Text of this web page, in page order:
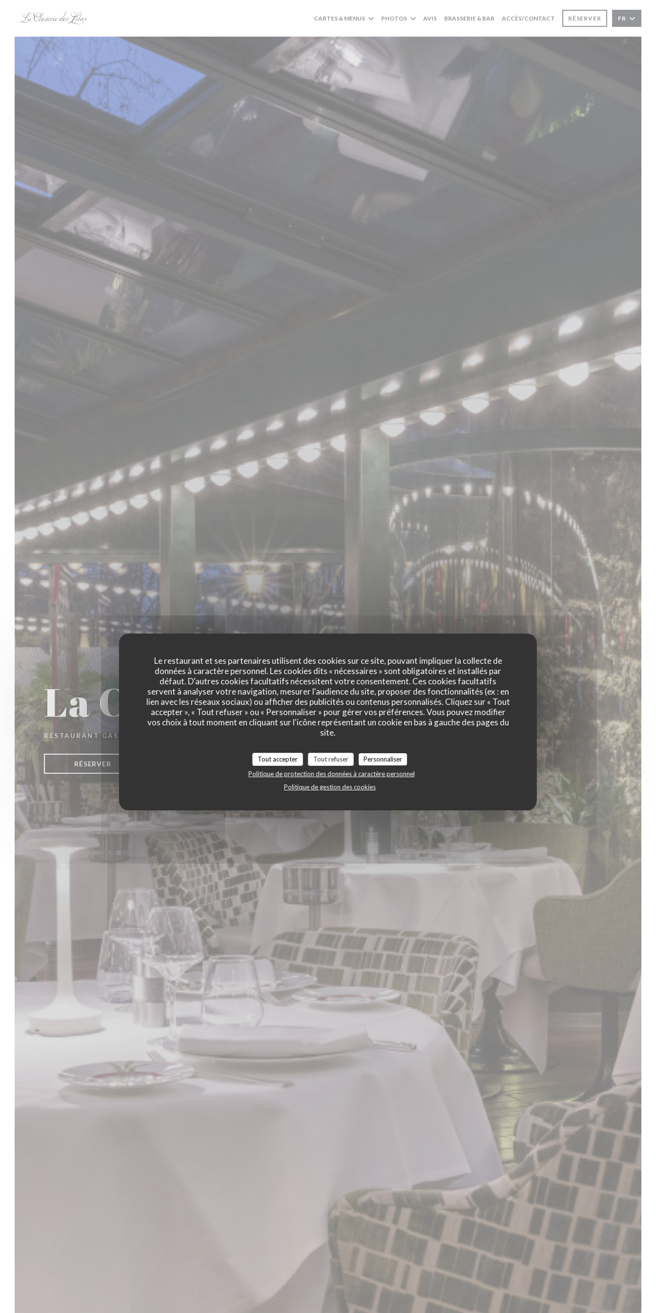
Le restaurant et ses partenaires utilisent des cookies sur ce site, pouvant impliquer la collecte de
données à caractère personnel. Les cookies dits « nécessaires » sont obligatoires et installés par
défaut. D'autres cookies facultatifs nécessitent votre consentement. Ces cookies facultatifs
servent à analyser votre navigation, mesurer l'audience du site, proposer des fonctionnalités (ex : en
lien avec les réseaux sociaux) ou afficher des publicités ou contenus personnalisés. Cliquez sur « Tout
accepter », « Tout refuser » ou « Personnaliser » pour gérer vos préférences. Vous pouvez modifier
vos choix à tout moment en cliquant sur l'icône représentant un cookie en bas à gauche des pages du
site.
Tout accepter Tout refuser
Personnaliser
Politique de protection des données à caractère personnel
Politique de gestion des cookies
CARTES & MENUS PHOTOS AVIS BRASSERIE & BAR ACCÈS/CONTACT RÉSERVER FR
La Closerie des Lilas
RESTAURANT GASTRONOMIQUE
RÉSERVER